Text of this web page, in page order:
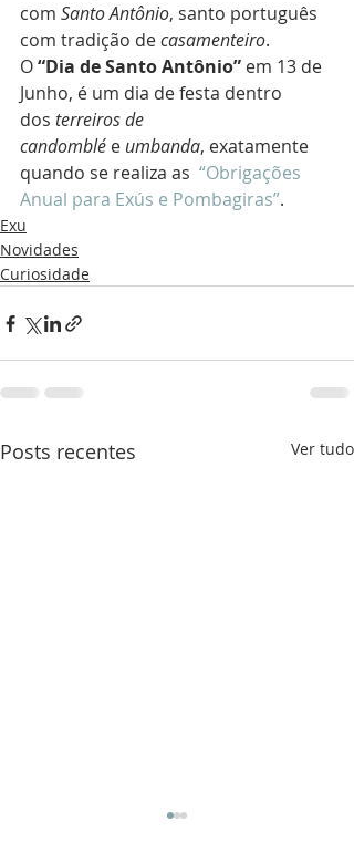
com Santo Antônio, santo português
com tradição de casamenteiro.
O “Dia de Santo Antônio” em 13 de
Junho, é um dia de festa dentro
dos terreiros de
candomblé e umbanda, exatamente
quando se realiza as “Obrigações
Anual para Exús e Pombagiras”.
Exu
Novidades
Curiosidade
Posts recentes Ver tudo